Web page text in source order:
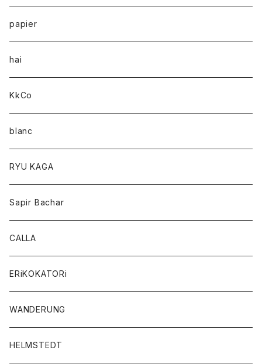
papier
hai
KkCo
blanc
RYU KAGA
Sapir Bachar
CALLA
ERiKOKATORi
WANDERUNG
HELMSTEDT